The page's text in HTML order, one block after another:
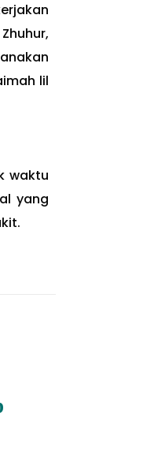
lil
waktu
yang